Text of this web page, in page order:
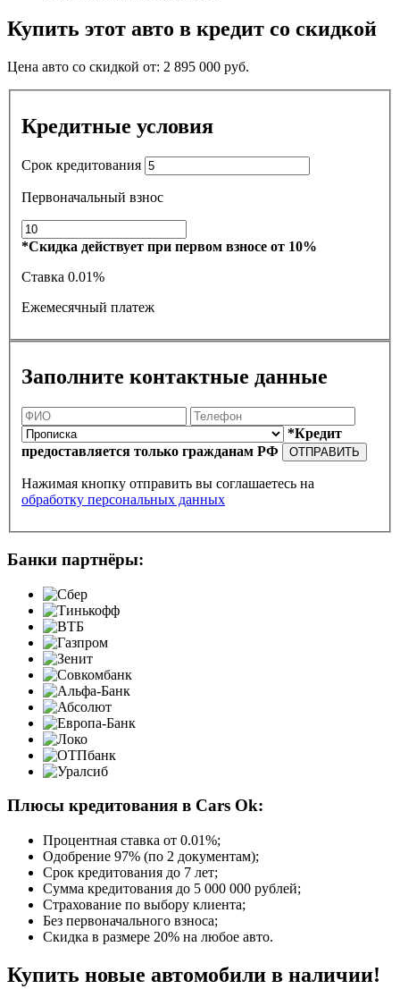
Купить этот авто в кредит со скидкой
Цена авто со скидкой от: 2 895 000 руб.
Кредитные условия
Срок кредитования
Первоначальный взнос
*Скидка действует при первом взносе от 10%
Ставка 0.01%
Ежемесячный платеж
Заполните контактные данные
*Кредит
предоставляется только гражданам РФ
ОТПРАВИТЬ
Нажимая кнопку отправить вы соглашаетесь на
обработку персональных данных
Банки партнёры:
Плюсы кредитования в Cars Ok:
Процентная ставка от 0.01%;
Одобрение 97% (по 2 документам);
Срок кредитования до 7 лет;
Сумма кредитования до 5 000 000 рублей;
Страхование по выбору клиента;
Без первоначального взноса;
Скидка в размере 20% на любое авто.
Купить новые автомобили в наличии!